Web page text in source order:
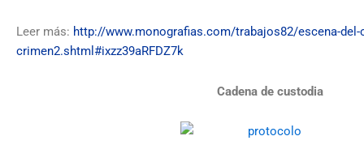
Leer más: http://www.monografias.com/trabajos82/escena-del-
crimen2.shtml#ixzz39aRFDZ7k
Cadena de custodia